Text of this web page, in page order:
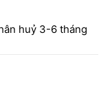
huỷ 3-6 tháng